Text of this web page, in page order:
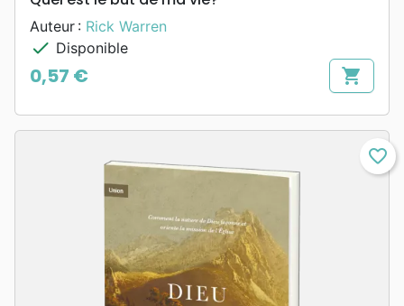
Auteur : Rick Warren
check Disponible
Prix
0,57 € shopping_cart
favorite_border